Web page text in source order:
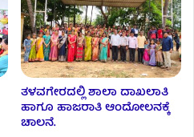
ತಳವಗೇರದಲ್ಲಿ ಶಾಲಾ ದಾಖಲಾತಿ
ಹಾಗೂ ಹಾಜರಾತಿ ಆಂದೋಲನಕ್ಕೆ
ಚಾಲನೆ.